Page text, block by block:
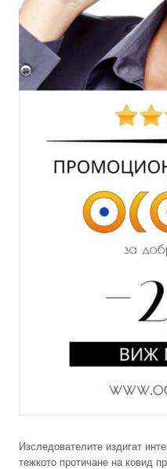
Изследователите издигат
тежкото протичане на ковид